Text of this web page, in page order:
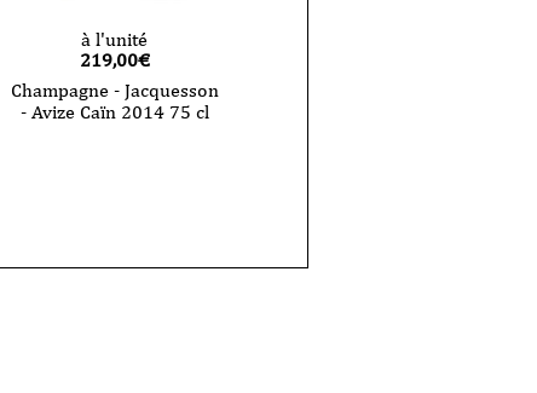
à l'unité
219,00€
Champagne - Jacquesson
- Avize Caïn 2014 75 cl